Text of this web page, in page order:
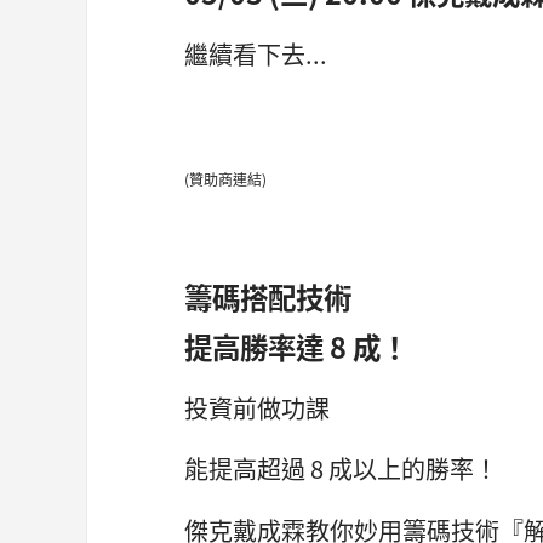
繼續看下去...
(贊助商連結)
籌碼搭配技術
提高勝率達 8 成！
投資前做功課
能提高超過 8 成以上的勝率！
傑克戴成霖教你妙用籌碼技術『